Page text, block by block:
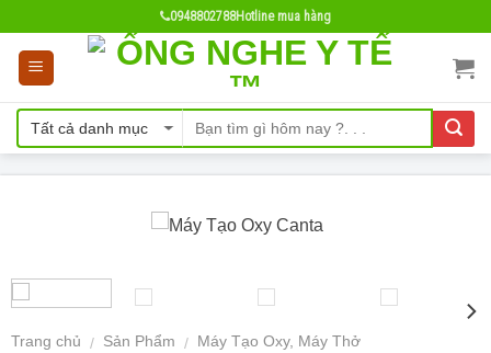
content
0948802788Hotline mua hàng
Trang chủ / Sản Phẩm / Máy Tạo Oxy, Máy Thở